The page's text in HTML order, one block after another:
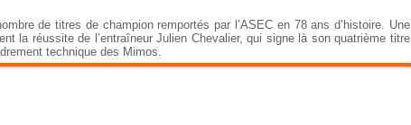
de titres de champion remportés par l’ASEC en 78 ans d’histoire. Une
la réussite de l’entraîneur Julien Chevalier, qui signe là son quatrième titre
technique des Mimos.